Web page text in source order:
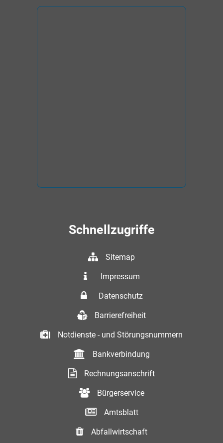
Schnellzugriffe
Sitemap
Impressum
Datenschutz
Barrierefreiheit
Notdienste - und Störungsnummern
Bankverbindung
Rechnungsanschrift
Bürgerservice
Amtsblatt
Abfallwirtschaft